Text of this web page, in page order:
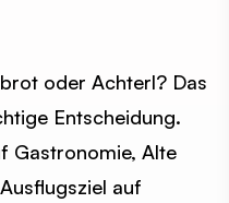
oder Achterl? Das
Entscheidung.
Gastronomie, Alte
auf